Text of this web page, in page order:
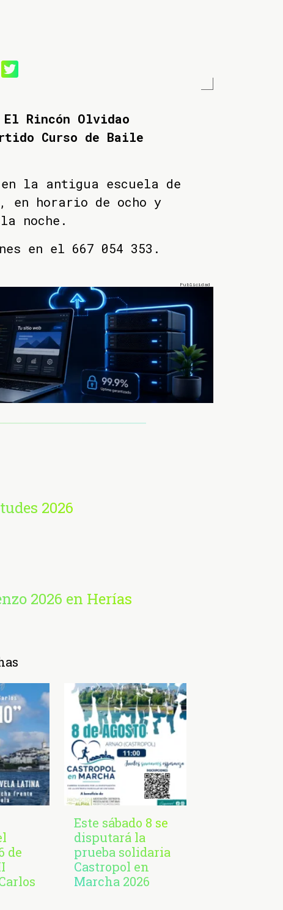
Rincón Olvidao
Curso de Baile
la antigua escuela de
en horario de ocho y
noche.
en el 667 054 353.
2026
2026 en Herías
de
Este sábado 8 se
disputará la
prueba solidaria
Castropol en
Marcha 2026